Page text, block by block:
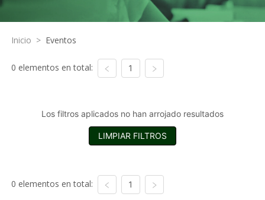
Inicio > Eventos
0 elementos en total: 1
Los filtros aplicados no han arrojado resultados
LIMPIAR FILTROS
0 elementos en total: 1